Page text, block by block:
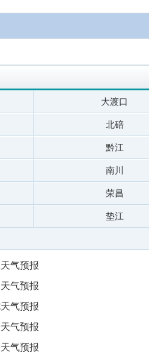
大渡口
北碚
黔江
南川
荣昌
垫江
气预报
气预报
气预报
气预报
气预报